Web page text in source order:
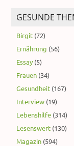
GESUNDE
Birgit (72)
Ernährung (56)
Essay (5)
Frauen (34)
Gesundheit (167)
Interview (19)
Lebenshilfe (314)
Lesenswert (130)
Magazin (594)